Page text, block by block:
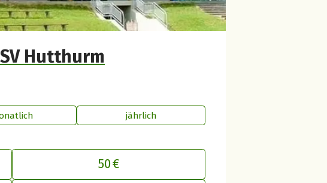
Hutthurm
jährlich
50 €